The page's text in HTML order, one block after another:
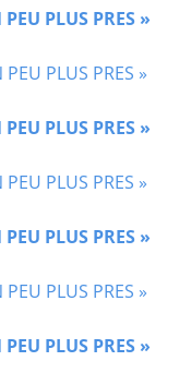
PLUS PRES »
PLUS PRES »
PLUS PRES »
PLUS PRES »